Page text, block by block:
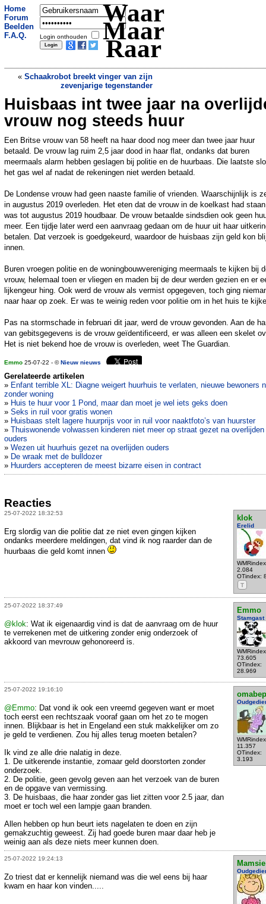
Home
Forum
Beelden
F.A.Q.
Login onthouden
Waar
Maar
Raar
« Schaakrobot breekt vinger van zijn
zevenjarige tegenstander
Man komt niet opdagen voor date,
aangeklaagd voor 10.000 dollar»
Huisbaas int twee jaar na
vrouw nog steeds huur
Een Britse vrouw van 58 heeft na haar dood nog meer dan twee jaar huur
betaald. De vrouw lag ruim 2,5 jaar dood in haar flat, ondanks dat buren
meermaals alarm hebben geslagen bij politie en de huurbaas. Die laatste
het gas wel af nadat de rekeningen niet werden betaald.
De Londense vrouw had geen naaste familie of vrienden. Waarschijnlijk is
in augustus 2019 overleden. Het eten dat de vrouw in de koelkast had
was tot augustus 2019 houdbaar. De vrouw betaalde sindsdien ook geen
meer. Een tijdje later werd een aanvraag gedaan om de huur uit haar
betalen. Dat verzoek is goedgekeurd, waardoor de huisbaas zijn geld kon
innen.
Buren vroegen politie en de woningbouwvereniging meermaals te kijken bij
vrouw, helemaal toen er vliegen en maden bij de deur werden gezien en er
lijkengeur hing. Ook werd de vrouw als vermist opgegeven, toch ging
naar haar op zoek. Er was te weinig reden voor politie om in het huis te
Pas na stormschade in februari dit jaar, werd de vrouw gevonden. Aan de
van gebitsgegevens is de vrouw geïdentificeerd, er was alleen een skelet
Het is niet bekend hoe de vrouw is overleden, weet The Guardian.
Emmo 25-07-22 - ©Nieuw nieuws
Gerelateerde artikelen
» Enfant terrible XL: Diagne weigert huurhuis te verlaten, nieuwe bewoners
zonder woning
» Huis te huur voor 1 Pond, maar dan moet je wel iets geks doen
» Seks in ruil voor gratis wonen
» Huisbaas stelt lagere huurprijs voor in ruil voor naaktfoto’s van huurster
» Thuiswonende volwassen kinderen niet meer op straat gezet na overlijden
ouders
» Wezen uit huurhuis gezet na overlijden ouders
» De wraak met de bulldozer
» Huurders accepteren de meest bizarre eisen in contract
Reacties
25-07-2022 18:32:53
klok
Erelid
2.084
OTindex:
T
Erg slordig van die politie dat ze niet even gingen kijken
ondanks meerdere meldingen, dat vind ik nog raarder dan de
huurbaas die geld komt innen
25-07-2022 18:37:49
Emmo
Stamgast
73.605
OTindex:
28.969
@klok: Wat ik eigenaardig vind is dat de aanvraag om de huur
te verrekenen met de uitkering zonder enig onderzoek of
akkoord van mevrouw gehonoreerd is.
25-07-2022 19:16:10
omabep
11.357
OTindex:
3.193
@Emmo: Dat vond ik ook een vreemd gegeven want er moet
toch eerst een rechtszaak vooraf gaan om het zo te mogen
innen. Blijkbaar is het in Engeland een stuk makkelijker om zo
je geld te verdienen. Zou hij alles terug moeten betalen?
Ik vind ze alle drie nalatig in deze.
1. De uitkerende instantie, zomaar geld doorstorten zonder
onderzoek.
2. De politie, geen gevolg geven aan het verzoek van de buren
en de opgave van vermissing.
3. De huisbaas, die haar zonder gas liet zitten voor 2.5 jaar, dan
moet er toch wel een lampje gaan branden.
Allen hebben op hun beurt iets nagelaten te doen en zijn
gemakzuchtig geweest. Zij had goede buren maar daar heb je
weinig aan als deze niets meer kunnen doen.
25-07-2022 19:24:13
Mamsie
Zo triest dat er kennelijk niemand was die wel eens bij haar
kwam en haar kon vinden.....